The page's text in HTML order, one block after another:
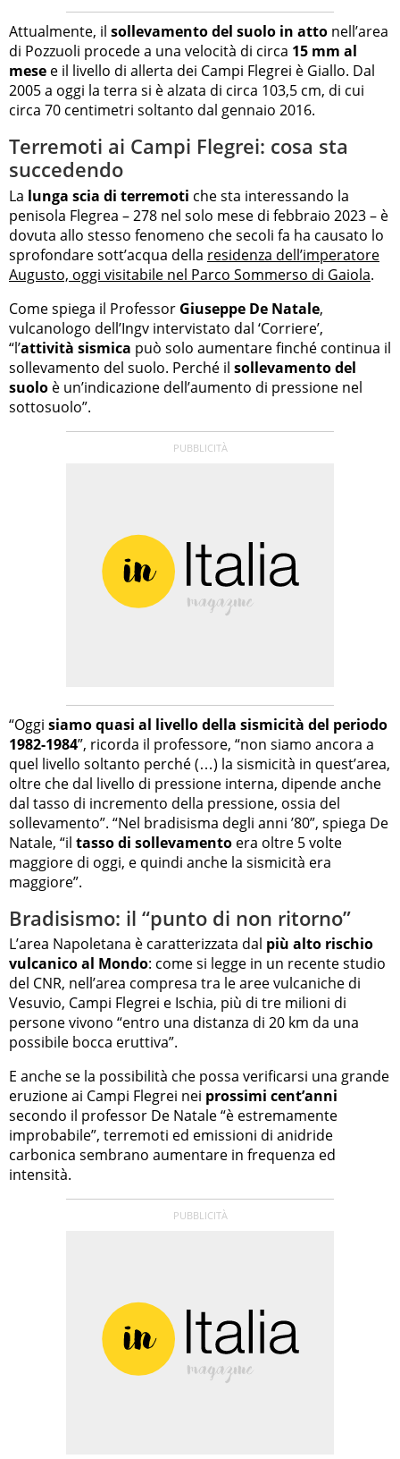
Attualmente, il sollevamento del suolo in atto nell’area
di Pozzuoli procede a una velocità di circa 15 mm al
mese e il livello di allerta dei Campi Flegrei è Giallo. Dal
2005 a oggi la terra si è alzata di circa 103,5 cm, di cui
circa 70 centimetri soltanto dal gennaio 2016.
Terremoti ai Campi Flegrei: cosa sta
succedendo
La lunga scia di terremoti che sta interessando la
penisola Flegrea – 278 nel solo mese di febbraio 2023 – è
dovuta allo stesso fenomeno che secoli fa ha causato lo
sprofondare sott’acqua della residenza dell’imperatore
Augusto, oggi visitabile nel Parco Sommerso di Gaiola.
Come spiega il Professor Giuseppe De Natale,
vulcanologo dell’Ingv intervistato dal ‘Corriere’,
“l’attività sismica può solo aumentare finché continua il
sollevamento del suolo. Perché il sollevamento del
suolo è un’indicazione dell’aumento di pressione nel
sottosuolo”.
“Oggi siamo quasi al livello della sismicità del periodo
1982-1984”, ricorda il professore, “non siamo ancora a
quel livello soltanto perché (…) la sismicità in quest’area,
oltre che dal livello di pressione interna, dipende anche
dal tasso di incremento della pressione, ossia del
sollevamento”. “Nel bradisisma degli anni ’80”, spiega De
Natale, “il tasso di sollevamento era oltre 5 volte
maggiore di oggi, e quindi anche la sismicità era
maggiore”.
Bradisismo: il “punto di non ritorno”
L’area Napoletana è caratterizzata dal più alto rischio
vulcanico al Mondo: come si legge in un recente studio
del CNR, nell’area compresa tra le aree vulcaniche di
Vesuvio, Campi Flegrei e Ischia, più di tre milioni di
persone vivono “entro una distanza di 20 km da una
possibile bocca eruttiva”.
E anche se la possibilità che possa verificarsi una grande
eruzione ai Campi Flegrei nei prossimi cent’anni
secondo il professor De Natale “è estremamente
improbabile”, terremoti ed emissioni di anidride
carbonica sembrano aumentare in frequenza ed
intensità.